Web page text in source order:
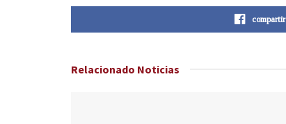
compartir
Relacionado Noticias